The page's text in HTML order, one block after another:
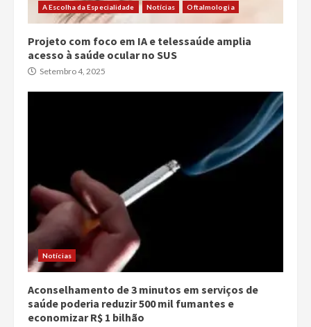
A Escolha da Especialidade Notícias Oftalmologia
Projeto com foco em IA e telessaúde amplia
acesso à saúde ocular no SUS
Setembro 4, 2025
Notícias
Aconselhamento de 3 minutos em serviços de
saúde poderia reduzir 500 mil fumantes e
economizar R$ 1 bilhão